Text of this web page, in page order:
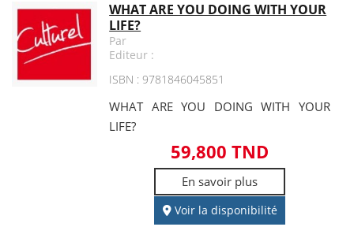
WHAT ARE YOU DOING WITH YOUR
LIFE?
Par
Editeur :
ISBN : 9781846045851
WHAT ARE YOU DOING WITH YOUR
LIFE?
59,800 TND
En savoir plus
Voir la disponibilité